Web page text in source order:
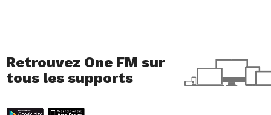
Retrouvez One FM sur
tous les supports